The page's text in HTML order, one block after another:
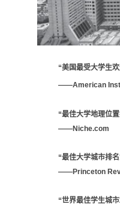
“美国最受大学生
——American
“最佳大学地理位
——Niche.com
“最佳大学城市排
——Princeton
“世界最佳学生城